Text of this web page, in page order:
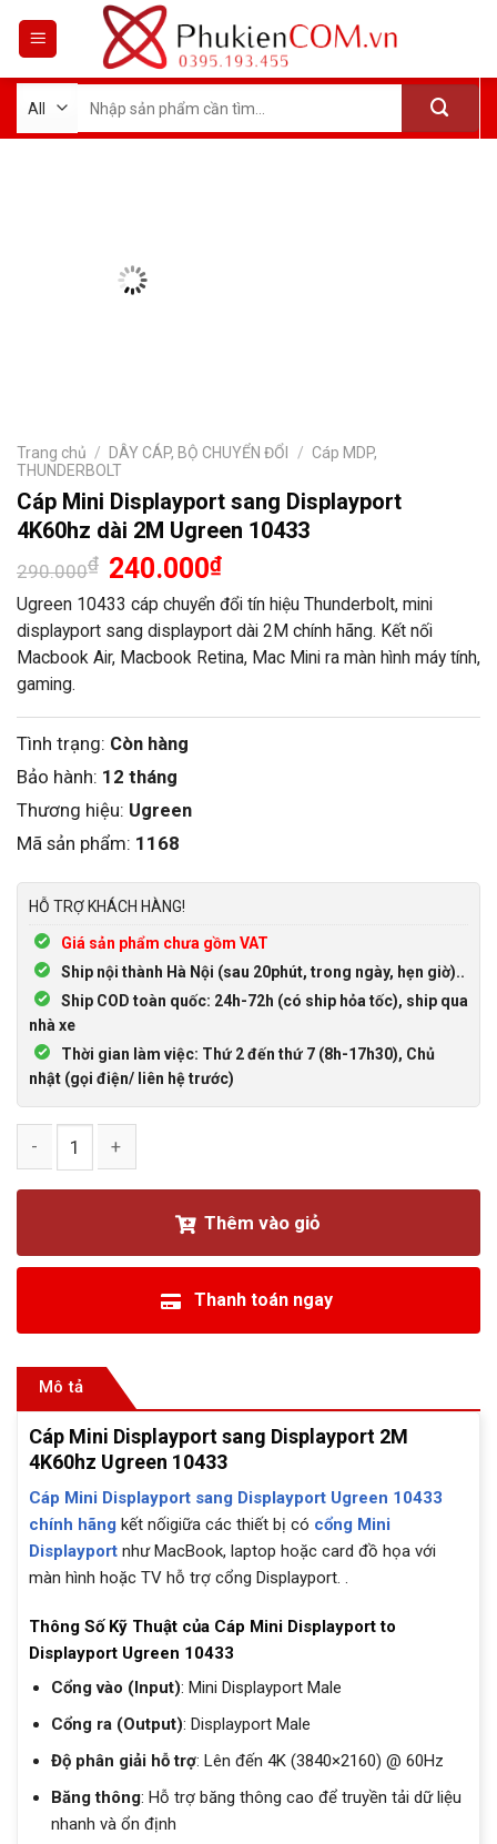
kiếm:
Trang chủ / DÂY CÁP, BỘ CHUYỂN ĐỔI / Cáp MDP,
THUNDERBOLT
Cáp Mini Displayport sang Displayport
4K60hz dài 2M Ugreen 10433
290.000₫ Giá
gốc
là:
290.000₫.
240.000₫Giá
tại
là:
240.000₫.
Ugreen 10433 cáp chuyển đổi tín hiệu Thunderbolt, mini
displayport sang displayport dài 2M chính hãng. Kết nối
Macbook Air, Macbook Retina, Mac Mini ra màn hình máy tính,
gaming.
Tình trạng: Còn hàng
Bảo hành: 12 tháng
Thương hiệu: Ugreen
Mã sản phẩm: 1168
HỖ TRỢ KHÁCH HÀNG!
Giá sản phẩm chưa gồm VAT
Ship nội thành Hà Nội (sau 20phút, trong ngày, hẹn giờ)..
Ship COD toàn quốc: 24h-72h (có ship hỏa tốc), ship qua
nhà xe
Thời gian làm việc: Thứ 2 đến thứ 7 (8h-17h30), Chủ
nhật (gọi điện/ liên hệ trước)
Thêm vào giỏ
Thanh toán ngay
Mô tả
Cáp Mini Displayport sang Displayport 2M
4K60hz Ugreen 10433
Cáp Mini Displayport sang Displayport Ugreen 10433
chính hãng kết nốigiữa các thiết bị có cổng Mini
Displayport như MacBook, laptop hoặc card đồ họa với
màn hình hoặc TV hỗ trợ cổng Displayport. .
Thông Số Kỹ Thuật của Cáp Mini Displayport to
Displayport Ugreen 10433
Cổng vào (Input): Mini Displayport Male
Cổng ra (Output): Displayport Male
Độ phân giải hỗ trợ: Lên đến 4K (3840×2160) @ 60Hz
Băng thông: Hỗ trợ băng thông cao để truyền tải dữ liệu
nhanh và ổn định